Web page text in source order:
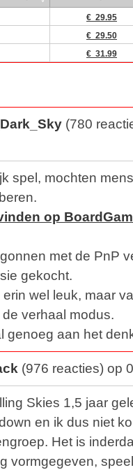
€ 29.95
€ 29.50
€ 31.99
(780
spel, mochten
op
met de PnP
gekocht.
wel leuk, maar
verhaal modus.
genoeg aan het
(976 reacties) op
Skies 1,5 jaar
en ik dus niet
Het is
vormgegeven,